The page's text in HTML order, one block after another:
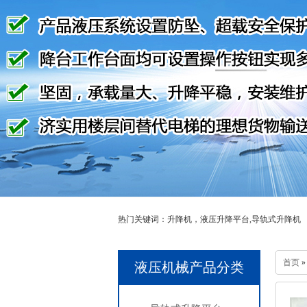
热门关键词：升降机，液压升降平台,导轨式升降机
液压机械产品分类 首页